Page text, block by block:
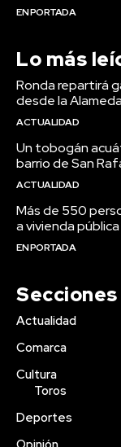
EN PORTADA
Lo más
Ronda repartirá
desde la
ACTUALIDAD
Un tobogán
barrio de San
ACTUALIDAD
Más de 550
a vivienda pública
EN PORTADA
Secciones
Actualidad
Comarca
Cultura
Toros
Deportes